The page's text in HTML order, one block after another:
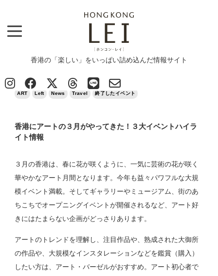
香港の「楽しい」をいっぱい詰め込んだ情報サイト
ART > 香港にアートの３月がやってきた！３大イベントハイライト情報
ART Left News Travel 終了したイベント
香港にアートの３月がやってきた！３大イベントハイラ
イト情報
３月の香港は、春に花が咲くように、一気に芸術の花が咲く
華やかなアート月間となります。今年も益々パワフルな大規
模イベント満載。そしてギャラリーやミュージアム、街のあ
ちこちでオープニングイベントが開催されるなど、アート好
きにはたまらない企画がどっさりあります。
アートのトレンドを理解し、注目作品や、熟成された大御所
の作品や、大規模なインスタレーションなどを鑑賞（購入）
したい方は、アート・バーゼルがおすすめ。アート初心者で